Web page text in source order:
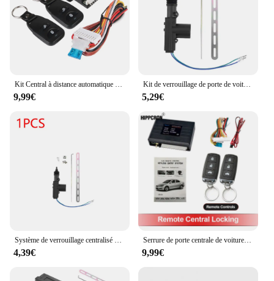
9,99€
Kit de verrouillage de porte de voiture, système d'alarme d'entrée, télécommande automatique, centrale sans clé, 410, T245, pièces extérieures, fournitures de voiture personnelles
5,29€
4,39€
Serrure de porte centrale de voiture, système d'entrée sans clé, Kit de verrouillage Central à distance universel 12V
9,99€